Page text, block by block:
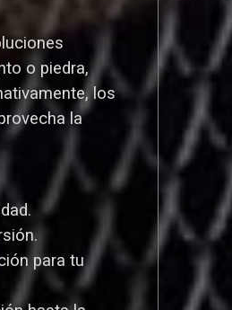
o piedra,
los
la
para tu